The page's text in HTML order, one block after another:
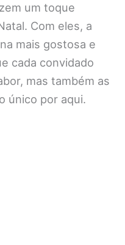
um toque
Com eles, a
mais gostosa e
cada convidado
mas também as
único por aqui.